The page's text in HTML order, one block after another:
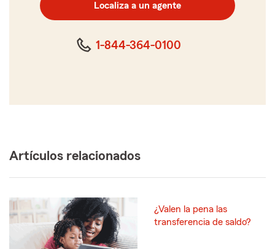
de
cinco
Localiza a un agente
1-844-364-0100
Artículos relacionados
¿Valen la pena las
transferencia de saldo?